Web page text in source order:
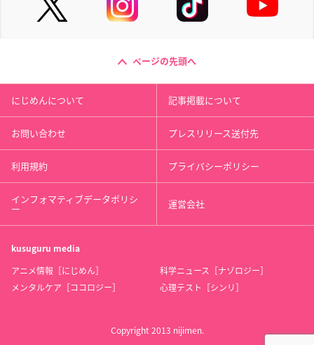
ページの先頭へ
にじめんについて 記事掲載について
お問い合わせ プレスリリース送付先
利用規約 プライバシーポリシー
インフォマティブデータポリシ
ー 運営会社
kusuguru media
アニメ情報［にじめん］
科学ニュース［ナゾロジー］
メンタルケア［ココロジー］
心理テスト［シンリ］
Copyright 2013 nijimen.